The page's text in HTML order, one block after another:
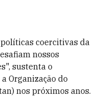
coercitivas da
nossos
sustenta o
Organização do
nos próximos anos.